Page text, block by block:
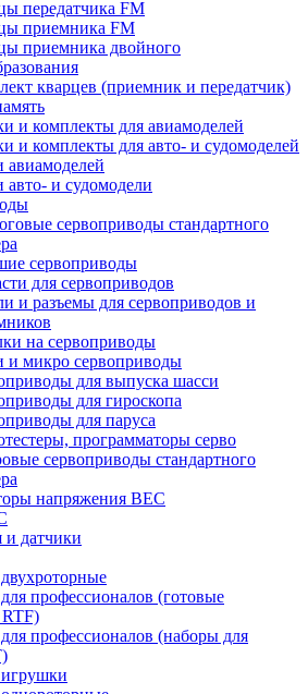
передатчика FM
приемника FM
приемника двойного
кварцев (приемник и передатчик)
и комплекты для авиамоделей
и комплекты для авто- и судомоделей
и судомодели
сервоприводы стандартного
сервоприводы
для сервоприводов
и разъемы для сервоприводов и
на сервоприводы
микро сервоприводы
для выпуска шасси
для гироскопа
для паруса
программаторы серво
сервоприводы стандартного
напряжения BEC
и датчики
профессионалов (готовые
профессионалов (наборы для